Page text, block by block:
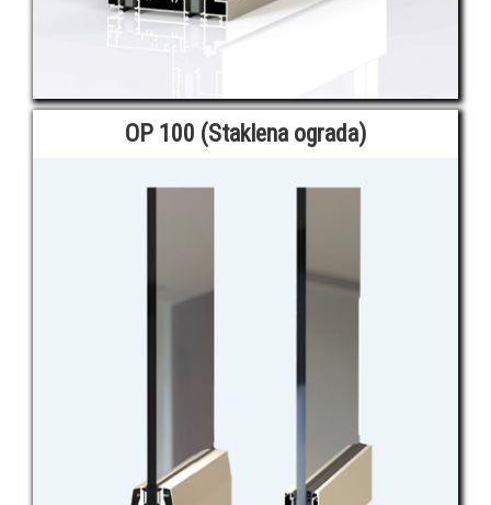
OP 100 (Staklena ograda)